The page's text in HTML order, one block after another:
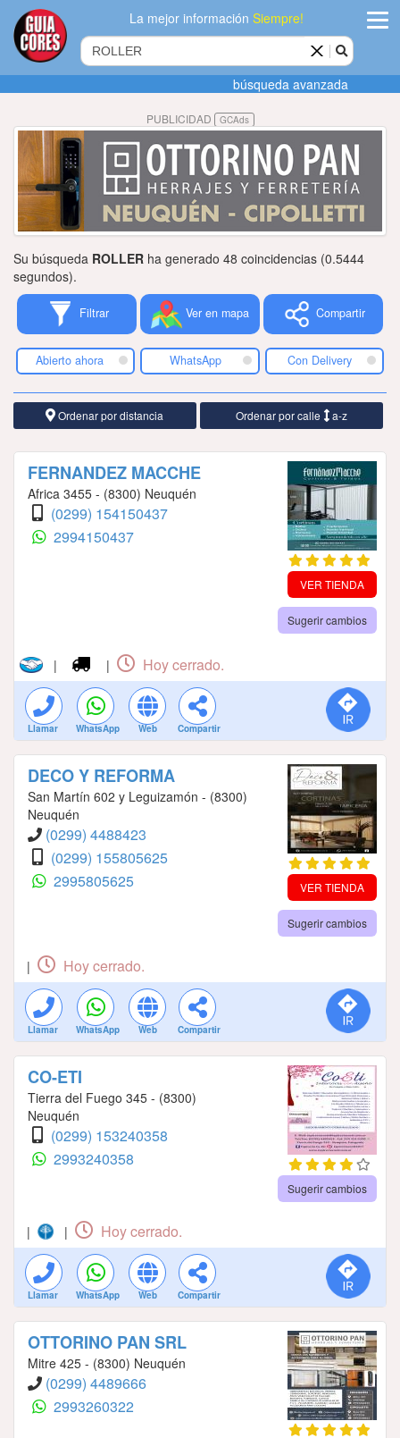
La mejor informaciónSiempre!
Agregar
empresa
Actualizar
datos
Publicidad
Tiendacores
Contactenos
búsqueda avanzada
PUBLICIDAD GCAds
Su búsqueda ROLLER ha generado 48 coincidencias (0.5444
segundos).
Filtrar Ver en mapa Compartir
Abierto ahora WhatsApp Con Delivery
Ordenar por distancia Ordenar por calle a-z
FERNANDEZ MACCHE
Africa 3455 - (8300) Neuquén
(0299) 154150437
2994150437
VER TIENDA
Sugerir cambios
| | Hoy cerrado.
Llamar WhatsApp Web Compartir
DECO Y REFORMA
San Martín 602 y Leguizamón - (8300)
Neuquén
(0299) 4488423
(0299) 155805625
2995805625
VER TIENDA
Sugerir cambios
| Hoy cerrado.
Llamar WhatsApp Web Compartir
CO-ETI
Tierra del Fuego 345 - (8300)
Neuquén
(0299) 153240358
2993240358
Sugerir cambios
| | Hoy cerrado.
Llamar WhatsApp Web Compartir
OTTORINO PAN SRL
Mitre 425 - (8300) Neuquén
(0299) 4489666
2993260322